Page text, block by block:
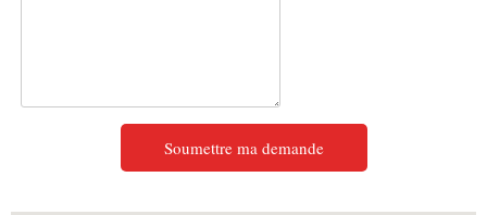
Soumettre ma demande